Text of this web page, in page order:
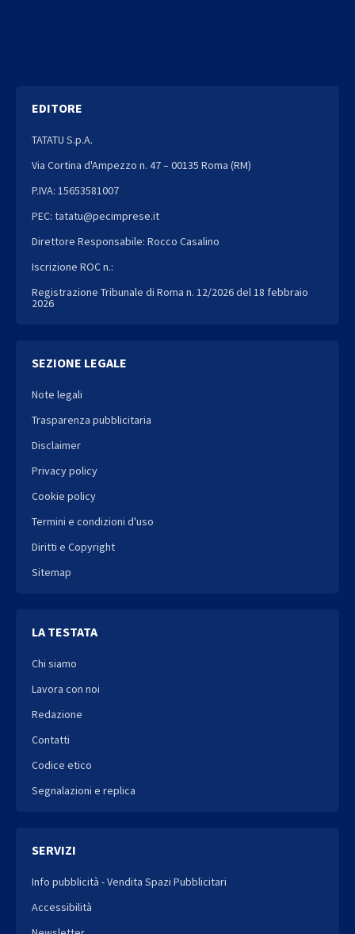
EDITORE
TATATU S.p.A.
Via Cortina d'Ampezzo n. 47 – 00135 Roma (RM)
P.IVA: 15653581007
PEC: tatatu@pecimprese.it
Direttore Responsabile: Rocco Casalino
Iscrizione ROC n.:
Registrazione Tribunale di Roma n. 12/2026 del 18 febbraio
2026
SEZIONE LEGALE
Note legali
Trasparenza pubblicitaria
Disclaimer
Privacy policy
Cookie policy
Termini e condizioni d'uso
Diritti e Copyright
Sitemap
LA TESTATA
Chi siamo
Lavora con noi
Redazione
Contatti
Codice etico
Segnalazioni e replica
SERVIZI
Info pubblicità - Vendita Spazi Pubblicitari
Accessibilità